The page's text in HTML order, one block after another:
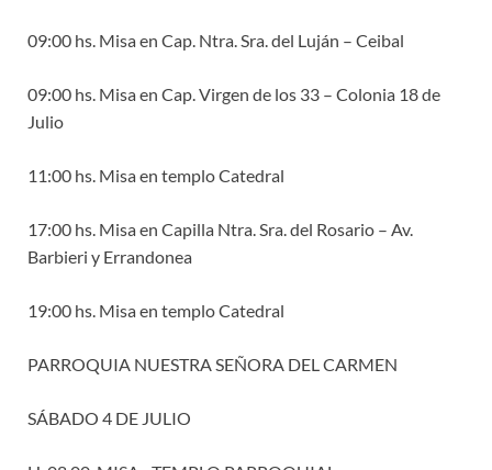
09:00 hs. Misa en Cap. Ntra. Sra. del Luján – Ceibal
09:00 hs. Misa en Cap. Virgen de los 33 – Colonia 18 de
Julio
11:00 hs. Misa en templo Catedral
17:00 hs. Misa en Capilla Ntra. Sra. del Rosario – Av.
Barbieri y Errandonea
19:00 hs. Misa en templo Catedral
PARROQUIA NUESTRA SEÑORA DEL CARMEN
SÁBADO 4 DE JULIO